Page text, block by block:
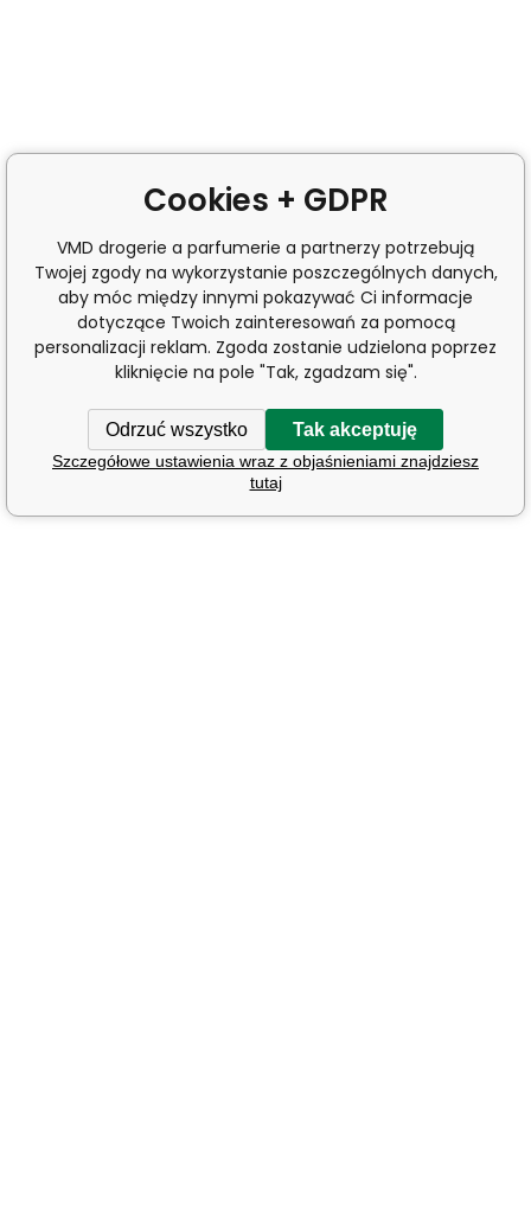
Cookies + GDPR
VMD drogerie a parfumerie a partnerzy potrzebują
Twojej zgody na wykorzystanie poszczególnych danych,
aby móc między innymi pokazywać Ci informacje
dotyczące Twoich zainteresowań za pomocą
personalizacji reklam. Zgoda zostanie udzielona poprzez
kliknięcie na pole "Tak, zgadzam się".
Odrzuć wszystko Tak akceptuję
Szczegółowe ustawienia wraz z objaśnieniami znajdziesz
tutaj